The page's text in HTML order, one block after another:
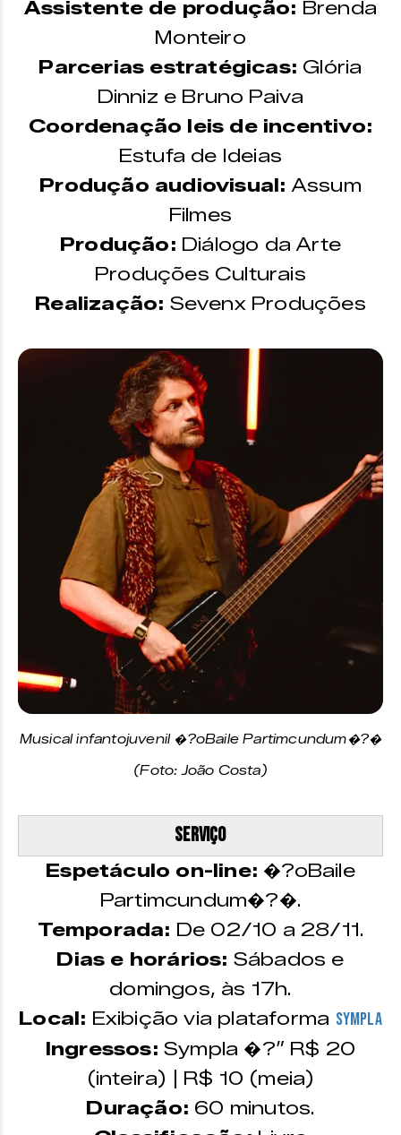
Assistente de produção: Brenda
Monteiro
Parcerias estratégicas: Glória
Dinniz e Bruno Paiva
Coordenação leis de incentivo:
Estufa de Ideias
Produção audiovisual:Assum
Filmes
Produção: Diálogo da Arte
Produções Culturais
Realização: Sevenx Produções
Musical infantojuvenil �?oBaile Partimcundum�?�
(Foto: João Costa)
Serviço
Espetáculo on-line: �?oBaile
Partimcundum�?�.
Temporada: De 02/10 a 28/11.
Dias e horários: Sábados e
domingos, às 17h.
Local: Exibição via plataforma Sympla
Ingressos: Sympla �?” R$ 20
(inteira) | R$ 10 (meia)
Duração: 60 minutos.